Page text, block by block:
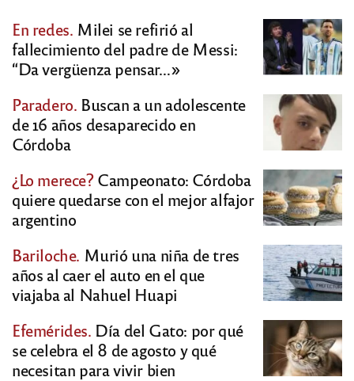
En redes. Milei se refirió al
fallecimiento del padre de Messi:
“Da vergüenza pensar…»
Paradero. Buscan a un adolescente
de 16 años desaparecido en
Córdoba
¿Lo merece?Campeonato: Córdoba
quiere quedarse con el mejor alfajor
argentino
Bariloche. Murió una niña de tres
años al caer el auto en el que
viajaba al Nahuel Huapi
Efemérides. Día del Gato: por qué
se celebra el 8 de agosto y qué
necesitan para vivir bien